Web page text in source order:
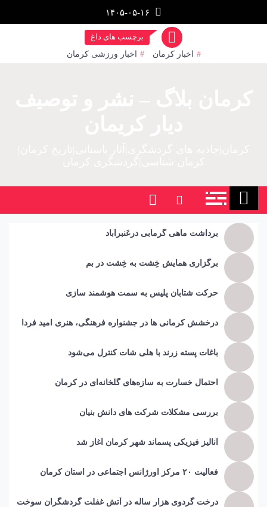
برچسب های داغ
اخبار کرمان اخبار ورزشی کرمان
برداشت ماهی گرمابی درعَنبرآباد
برگزاری همایش خِشت به خِشت در بم
حرکت شتابان پلیس به سمت هوشمند سازی
درخشش کرمانی ها در جشنواره فرهنگی، هنری امید فردا
باغات پسته زرند با هلی شات کنترل می‌شود
احتمال خسارت به ساز‌ه‌های گلخانه‌ای در کرمان
بررسی مشکلات شرکت های دانش بنیان
آنالیز فیزیکی پسماند شهر کرمان آغاز شد
فعالیت ۲۰ مرکز اورژانس اجتماعی در استان کرمان
درخت گردوی هزار ساله در آتش غفلت گردشگران سوخت